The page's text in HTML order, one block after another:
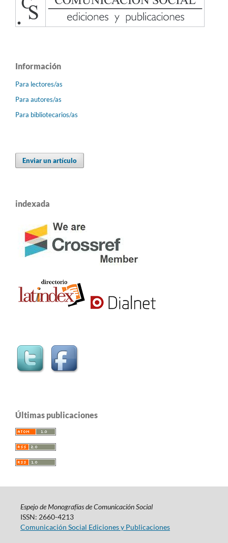
Información
Para lectores/as
Para autores/as
Para bibliotecarios/as
Enviar un artículo
indexada
Últimas publicaciones
Espejo de Monografías de Comunicación Social
ISSN: 2660-4213
Comunicación Social Ediciones y Publicaciones